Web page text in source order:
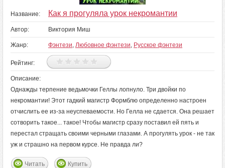
Название: Как я прогуляла урок некромантии
Автор: Виктория Миш
Жанр: Фэнтези, Любовное фэнтези, Русское фэнтези
Рейтинг:
Описание:
Однажды терпение ведьмочки Геллы лопнуло. Три двойки по
некромантии! Этот гадкий магистр Формблю определенно настроен
отчислить ее из-за неуспеваемости. Но Гелла не сдается. Она решает
сотворить такое... такое! Чтобы магистр сразу поставил ей пять и
перестал стращать своими черными глазами. А прогулять урок - не так
уж и страшно на первом курсе. Не правда ли?
Читать Купить